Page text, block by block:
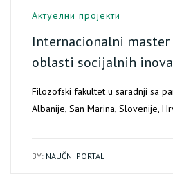
Актуелни пројекти
Internacionalni
oblasti socijalnih
Filozofski fakultet u saradnji sa
Albanije, San Marina, Slovenije,
BY: NAUČNI PORTAL